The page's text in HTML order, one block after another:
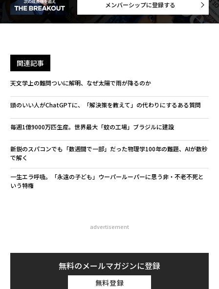
メンバーシップに登録する
関連記事
天文学上の難問ついに解明、なぜ太陽で雨が降るのか
頭のいい人がChatGPTに、「解決策を教えて」の代わりにするある質問
毎週1億9000万匹生産。世界最大「蚊の工場」ブラジルに建設
新鋭のスパコンでも「数週間で一部」だった物理学100年の難題、AIが数秒
で解く
一生エラ呼吸。「永遠の子ども」ウーパールーパーに思う非・不老不死と
いう特権
advertisement
無料のメールマガジンに登録
無料登録